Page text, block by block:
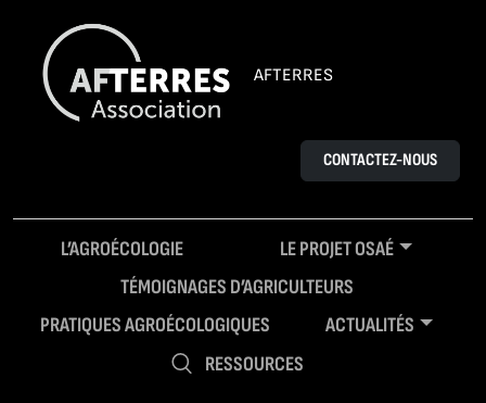
AFTERRES
CONTACTEZ-NOUS
L’AGROÉCOLOGIE
LE PROJET OSAÉ
TÉMOIGNAGES D’AGRICULTEURS
PRATIQUES AGROÉCOLOGIQUES
ACTUALITÉS
RESSOURCES